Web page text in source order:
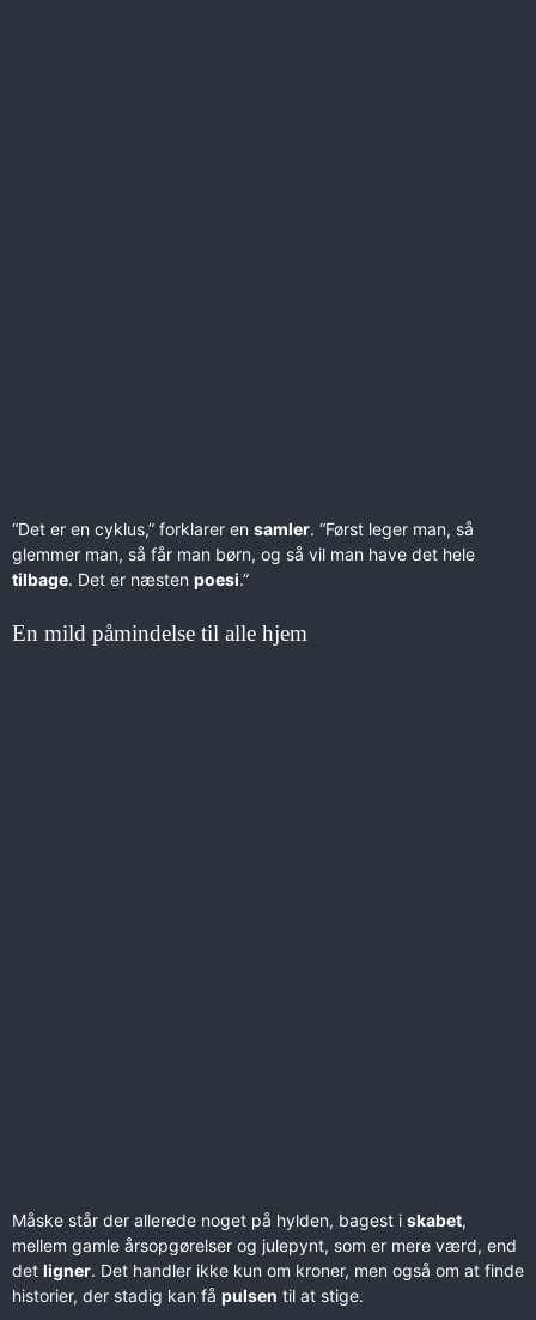
“Det er en cyklus,” forklarer en samler. “Først leger man, så
glemmer man, så får man børn, og så vil man have det hele
tilbage. Det er næsten poesi.”
En mild påmindelse til alle hjem
Måske står der allerede noget på hylden, bagest i skabet,
mellem gamle årsopgørelser og julepynt, som er mere værd, end
det ligner. Det handler ikke kun om kroner, men også om at finde
historier, der stadig kan få pulsen til at stige.